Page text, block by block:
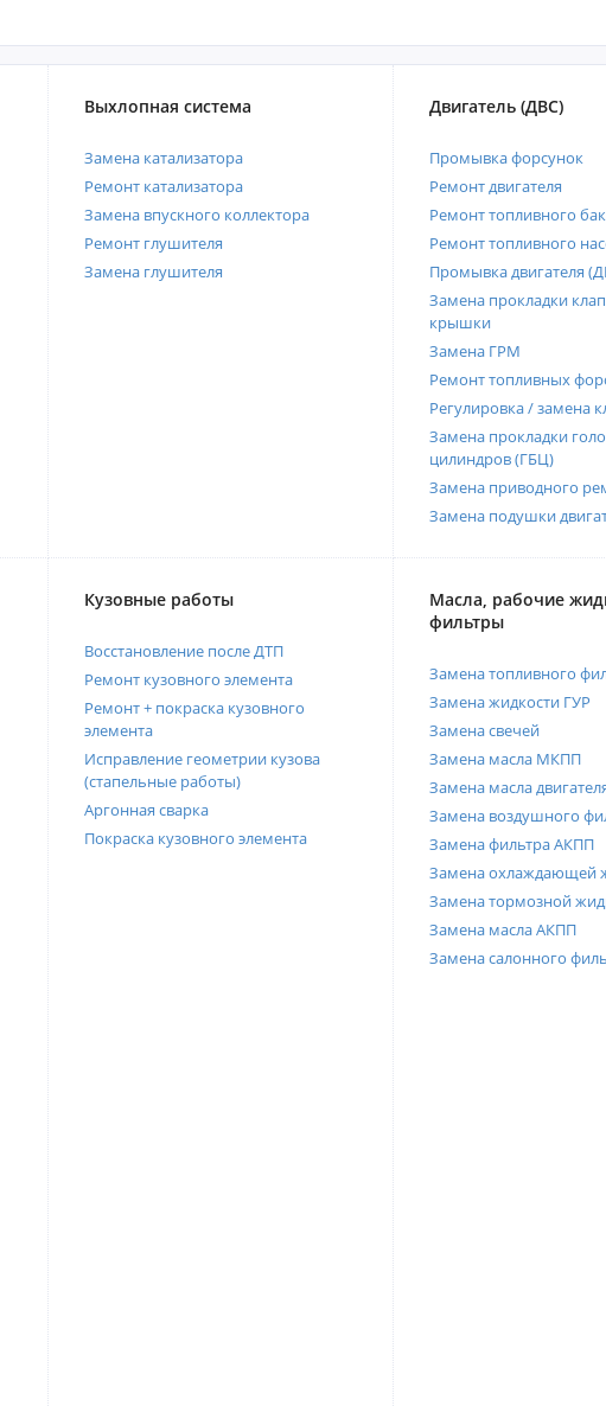
Выхлопная система
Замена катализатора
Ремонт катализатора
Замена впускного коллектора
Ремонт глушителя
Замена глушителя
Двигатель (ДВС)
Промывка форсунок
Ремонт двигателя
Ремонт топливного
Ремонт топливного
Промывка двигателя
Замена прокладки
крышки
Замена ГРМ
Ремонт топливных
Регулировка / замена
Замена прокладки
цилиндров (ГБЦ)
Замена приводного
Замена подушки
Кузовные работы
Восстановление после ДТП
Ремонт кузовного элемента
Ремонт + покраска кузовного
элемента
Исправление геометрии кузова
(стапельные работы)
Аргонная сварка
Покраска кузовного элемента
Масла, рабочие
фильтры
Замена топливного
Замена жидкости ГУР
Замена свечей
Замена масла МКПП
Замена масла
Замена воздушного
Замена фильтра АКПП
Замена охлаждающей
Замена тормозной
Замена масла АКПП
Замена салонного